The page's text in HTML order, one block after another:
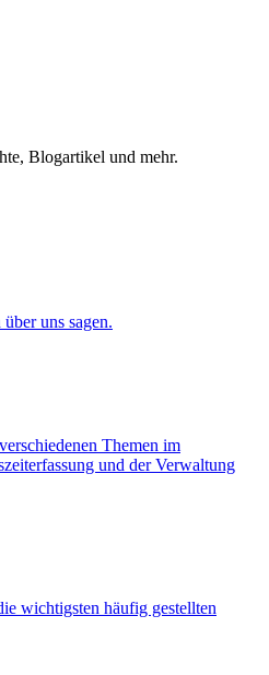
Blogartikel und mehr.
uns sagen.
Themen im
und der Verwaltung
wichtigsten häufig gestellten